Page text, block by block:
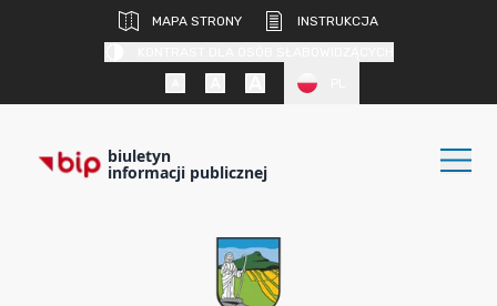
MAPA STRONY
INSTRUKCJA
biuletyn
informacji publicznej